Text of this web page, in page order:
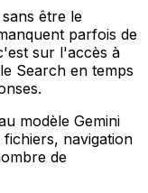
être le
parfois de
sur l'accès à
Search en temps
modèle Gemini
navigation
de